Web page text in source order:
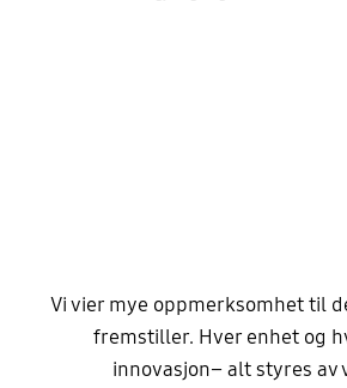
Vi vier mye oppmerksomhet til
fremstiller. Hver enhet og
innovasjon– alt styres av